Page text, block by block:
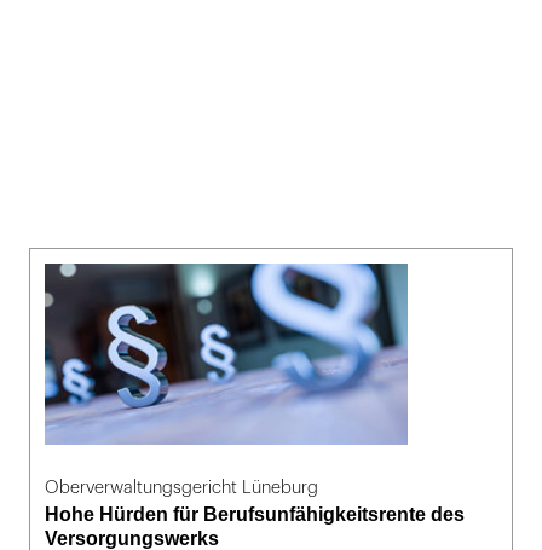
Oberverwaltungsgericht Lüneburg
Hohe Hürden für Berufsunfähigkeitsrente des
Versorgungswerks